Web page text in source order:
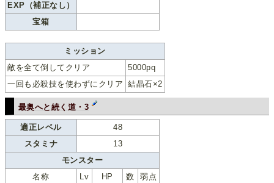
EXP（補正なし）
宝箱
ミッション
敵を全て倒してクリア
5000pq
一回も必殺技を使わずにクリア 結晶石×2
最奥へと続く道・3
適正レベル
48
スタミナ
13
モンスター
名称
Lv HP 数 弱点